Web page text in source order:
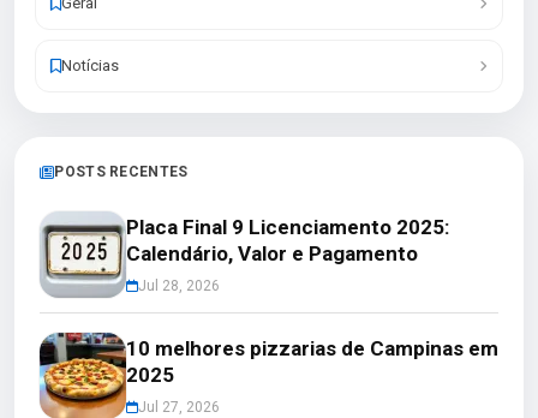
Notícias
POSTS RECENTES
Placa Final 9 Licenciamento 2025:
Calendário, Valor e Pagamento
Jul 28, 2026
10 melhores pizzarias de Campinas em
2025
Jul 27, 2026